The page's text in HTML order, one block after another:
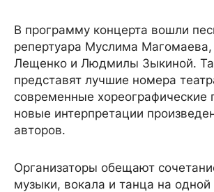
В программу концерта вошли
репертуара Муслима
Лещенко и Людмилы Зыкиной.
представят лучшие номера
современные хореографические
новые интерпретации
авторов.
Организаторы обещают
музыки, вокала и танца на одной